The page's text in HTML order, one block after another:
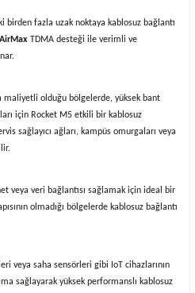
birden fazla uzak noktaya kablosuz bağlantı
TDMA desteği ile verimli ve
maliyetli olduğu bölgelerde, yüksek bant
için Rocket M5 etkili bir kablosuz
sağlayıcı ağları, kampüs omurgaları veya
veya veri bağlantısı sağlamak için ideal bir
olmadığı bölgelerde kablosuz bağlantı
veya saha sensörleri gibi IoT cihazlarının
sağlayarak yüksek performanslı kablosuz